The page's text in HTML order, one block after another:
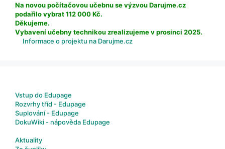
Na novou počítačovou učebnu se výzvou Darujme.cz
podařilo vybrat 112 000 Kč.
Děkujeme.
Vybavení učebny technikou zrealizujeme v prosinci 2025.
Informace o projektu na Darujme.cz
Vstup do Edupage
Rozvrhy tříd - Edupage
Suplování - Edupage
DokuWiki - nápověda Edupage
Aktuality